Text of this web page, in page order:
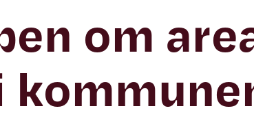
om